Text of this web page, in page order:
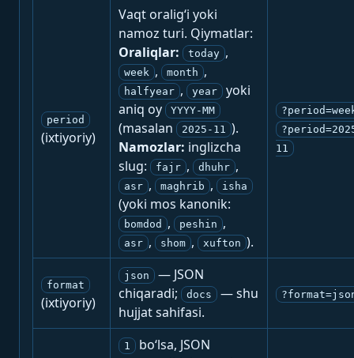
period
(ixtiyoriy)
Vaqt oralig‘i yoki
namoz turi. Qiymatlar:
Oraliqlar:
today ,
week , month ,
halfyear , year
yoki
aniq oy
YYYY-MM
(masalan 2025-11 ).
Namozlar: inglizcha
slug:
fajr , dhuhr ,
asr , maghrib , isha
(yoki mos kanonik:
bomdod , peshin ,
asr , shom , xufton ).
11
format
(ixtiyoriy)
json
— JSON
chiqaradi;
docs
— shu
hujjat sahifasi.
1
bo‘lsa, JSON